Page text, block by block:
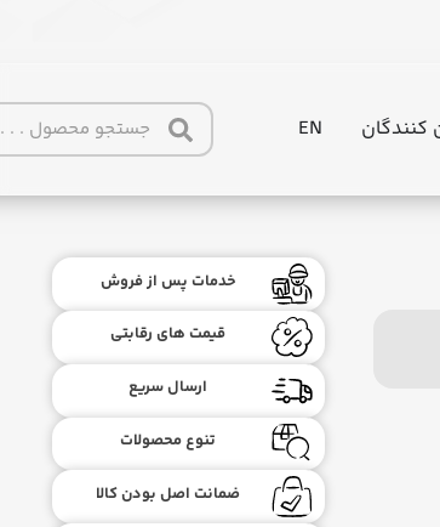
کنندگان EN
خدمات پس از فروش
قیمت های رقابتی
ارسال سریع
تنوع محصولات
ضمانت اصل بودن کالا